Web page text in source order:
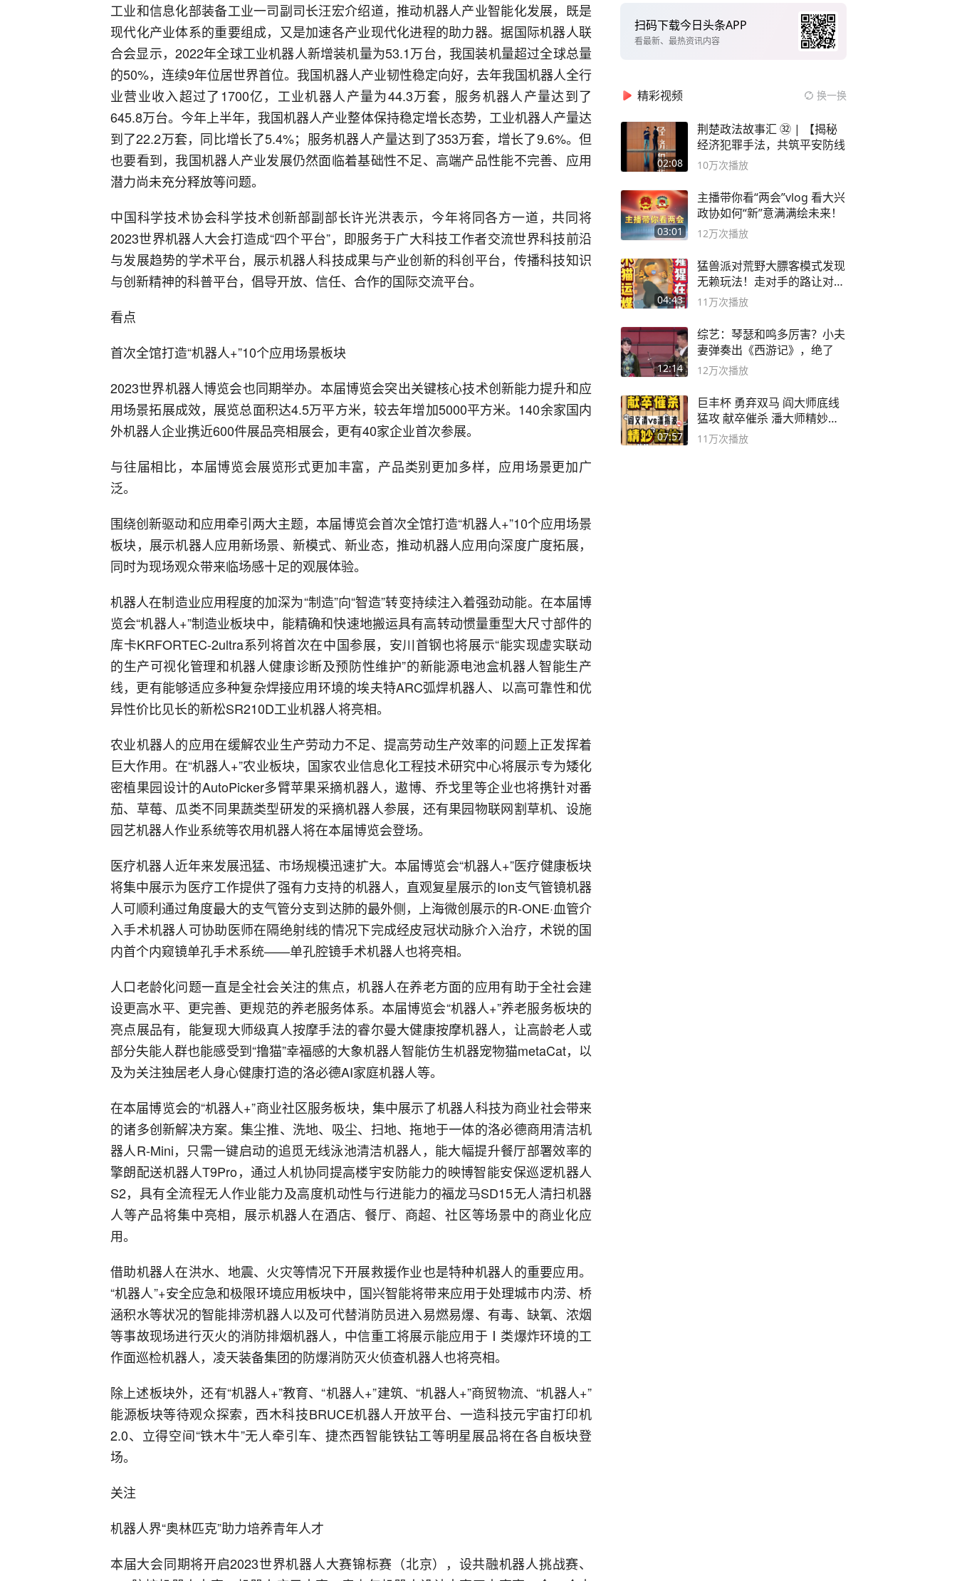
工业和信息化部装备工业一司副司长汪宏介绍道，推动机器人产业智能化发展，既是
现代化产业体系的重要组成，又是加速各产业现代化进程的助力器。据国际机器人联
合会显示，2022年全球工业机器人新增装机量为53.1万台，我国装机量超过全球总量
的50%，连续9年位居世界首位。我国机器人产业韧性稳定向好，去年我国机器人全行
业营业收入超过了1700亿，工业机器人产量为44.3万套，服务机器人产量达到了
645.8万台。今年上半年，我国机器人产业整体保持稳定增长态势，工业机器人产量达
到了22.2万套，同比增长了5.4%；服务机器人产量达到了353万套，增长了9.6%。但
也要看到，我国机器人产业发展仍然面临着基础性不足、高端产品性能不完善、应用
潜力尚未充分释放等问题。
中国科学技术协会科学技术创新部副部长许光洪表示，今年将同各方一道，共同将
2023世界机器人大会打造成“四个平台”，即服务于广大科技工作者交流世界科技前沿
与发展趋势的学术平台，展示机器人科技成果与产业创新的科创平台，传播科技知识
与创新精神的科普平台，倡导开放、信任、合作的国际交流平台。
看点
首次全馆打造“机器人+”10个应用场景板块
2023世界机器人博览会也同期举办。本届博览会突出关键核心技术创新能力提升和应
用场景拓展成效，展览总面积达4.5万平方米，较去年增加5000平方米。140余家国内
外机器人企业携近600件展品亮相展会，更有40家企业首次参展。
与往届相比，本届博览会展览形式更加丰富，产品类别更加多样，应用场景更加广
泛。
围绕创新驱动和应用牵引两大主题，本届博览会首次全馆打造“机器人+”10个应用场景
板块，展示机器人应用新场景、新模式、新业态，推动机器人应用向深度广度拓展，
同时为现场观众带来临场感十足的观展体验。
机器人在制造业应用程度的加深为“制造”向“智造”转变持续注入着强劲动能。在本届博
览会“机器人+”制造业板块中，能精确和快速地搬运具有高转动惯量重型大尺寸部件的
库卡KRFORTEC-2ultra系列将首次在中国参展，安川首钢也将展示“能实现虚实联动
的生产可视化管理和机器人健康诊断及预防性维护”的新能源电池盒机器人智能生产
线，更有能够适应多种复杂焊接应用环境的埃夫特ARC弧焊机器人、以高可靠性和优
异性价比见长的新松SR210D工业机器人将亮相。
农业机器人的应用在缓解农业生产劳动力不足、提高劳动生产效率的问题上正发挥着
巨大作用。在“机器人+”农业板块，国家农业信息化工程技术研究中心将展示专为矮化
密植果园设计的AutoPicker多臂苹果采摘机器人，遨博、乔戈里等企业也将携针对番
茄、草莓、瓜类不同果蔬类型研发的采摘机器人参展，还有果园物联网割草机、设施
园艺机器人作业系统等农用机器人将在本届博览会登场。
医疗机器人近年来发展迅猛、市场规模迅速扩大。本届博览会“机器人+”医疗健康板块
将集中展示为医疗工作提供了强有力支持的机器人，直观复星展示的Ion支气管镜机器
人可顺利通过角度最大的支气管分支到达肺的最外侧，上海微创展示的R-ONE·血管介
入手术机器人可协助医师在隔绝射线的情况下完成经皮冠状动脉介入治疗，术锐的国
内首个内窥镜单孔手术系统——单孔腔镜手术机器人也将亮相。
人口老龄化问题一直是全社会关注的焦点，机器人在养老方面的应用有助于全社会建
设更高水平、更完善、更规范的养老服务体系。本届博览会“机器人+”养老服务板块的
亮点展品有，能复现大师级真人按摩手法的睿尔曼大健康按摩机器人，让高龄老人或
部分失能人群也能感受到“撸猫”幸福感的大象机器人智能仿生机器宠物猫metaCat，以
及为关注独居老人身心健康打造的洛必德AI家庭机器人等。
在本届博览会的“机器人+”商业社区服务板块，集中展示了机器人科技为商业社会带来
的诸多创新解决方案。集尘推、洗地、吸尘、扫地、拖地于一体的洛必德商用清洁机
器人R-Mini，只需一键启动的追觅无线泳池清洁机器人，能大幅提升餐厅部署效率的
擎朗配送机器人T9Pro，通过人机协同提高楼宇安防能力的映博智能安保巡逻机器人
S2，具有全流程无人作业能力及高度机动性与行进能力的福龙马SD15无人清扫机器
人等产品将集中亮相，展示机器人在酒店、餐厅、商超、社区等场景中的商业化应
用。
借助机器人在洪水、地震、火灾等情况下开展救援作业也是特种机器人的重要应用。
“机器人”+安全应急和极限环境应用板块中，国兴智能将带来应用于处理城市内涝、桥
涵积水等状况的智能排涝机器人以及可代替消防员进入易燃易爆、有毒、缺氧、浓烟
等事故现场进行灭火的消防排烟机器人，中信重工将展示能应用于Ⅰ类爆炸环境的工
作面巡检机器人，凌天装备集团的防爆消防灭火侦查机器人也将亮相。
除上述板块外，还有“机器人+”教育、“机器人+”建筑、“机器人+”商贸物流、“机器人+”
能源板块等待观众探索，西木科技BRUCE机器人开放平台、一造科技元宇宙打印机
2.0、立得空间“铁木牛”无人牵引车、捷杰西智能铁钻工等明星展品将在各自板块登
场。
关注
机器人界“奥林匹克”助力培养青年人才
本届大会同期将开启2023世界机器人大赛锦标赛（北京），设共融机器人挑战赛、
扫码下载今日头条APP
看最新、最热资讯内容
精彩视频 换一换
02:08
荆楚政法故事汇 ㉜ | 【揭秘
经济犯罪手法，共筑平安防线
10万次播放
03:01
主播带你看“两会”vlog 看大兴
政协如何“新”意满满绘未来！
12万次播放
04:43
猛兽派对荒野大膘客模式发现
无赖玩法！走对手的路让对手
无路可走
11万次播放
12:14
综艺：琴瑟和鸣多厉害？小夫
妻弹奏出《西游记》，绝了
12万次播放
07:57
巨丰杯 勇弃双马 阎大师底线
猛攻 献卒催杀 潘大师精妙入
局
11万次播放